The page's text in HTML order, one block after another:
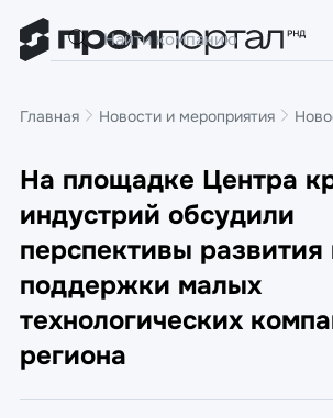
Главная Новости и мероприятия
На площадке Центра
индустрий обсудили
перспективы развития
поддержки малых
технологических
региона